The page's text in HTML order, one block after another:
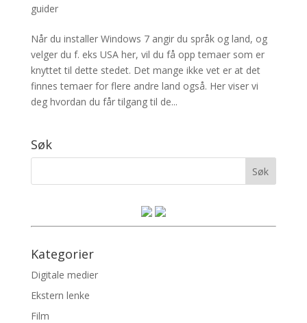
guider
Når du installer Windows 7 angir du språk og land, og
velger du f. eks USA her, vil du få opp temaer som er
knyttet til dette stedet. Det mange ikke vet er at det
finnes temaer for flere andre land også. Her viser vi
deg hvordan du får tilgang til de...
Søk
Kategorier
Digitale medier
Ekstern lenke
Film